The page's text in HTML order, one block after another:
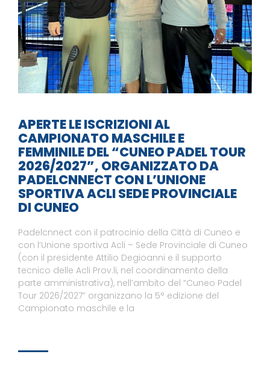
APERTE LE ISCRIZIONI AL
CAMPIONATO MASCHILE E
FEMMINILE DEL “CUNEO PADEL TOUR
2026/2027”, ORGANIZZATO DA
PADELCNNECT CON L’UNIONE
SPORTIVA ACLI SEDE PROVINCIALE
DI CUNEO
Padelcnnect con il patrocinio della Città di Cuneo e
con l’Unione sportiva Acli – Sede Provinciale di Cuneo
(con il presidente Attilio Degioanni e il supporto
tecnico delle Acli Prov.li, nel coordinamento della
parte amministrativa), nell’ambito del “Cuneo Padel
Tour 2026/2027” organizzano la 5° edizione del
Campionato maschile e la